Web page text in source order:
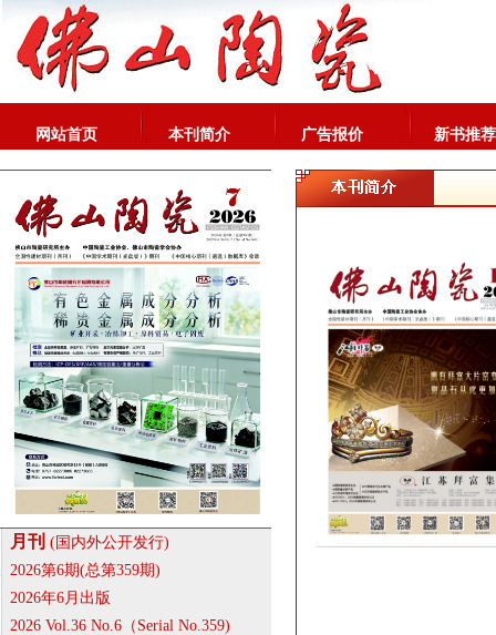
网站首页 本刊简介 广告报价 新书推荐
月刊 (国内外公开发行)
2026第6期(总第359期)
2026年6月出版
2026 Vol.36 No.6（Serial No.359)